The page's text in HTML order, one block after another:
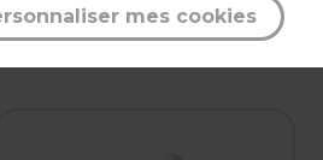
mes cookies